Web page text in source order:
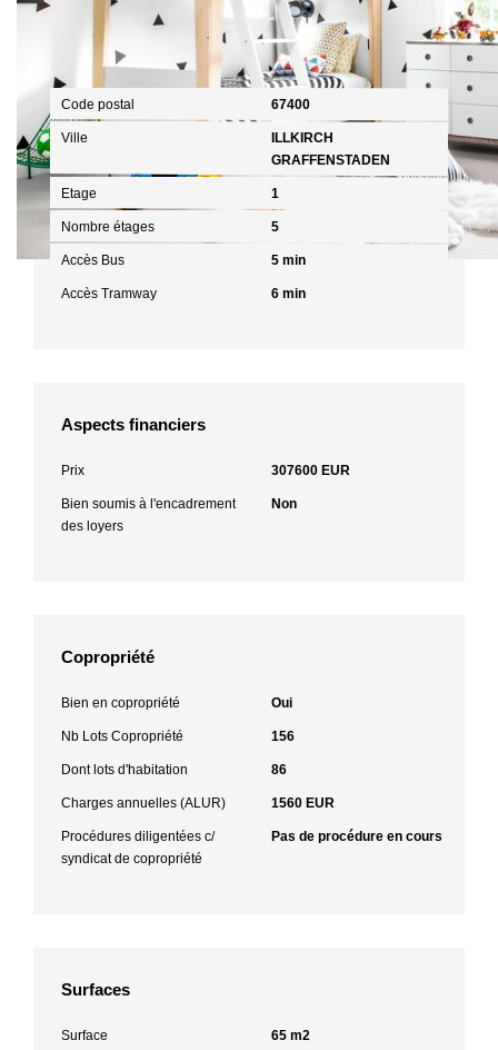
Localisation
Code postal 67400
Ville
ILLKIRCH
GRAFFENSTADEN
Etage 1
Nombre étages 5
Accès Bus 5 min
Accès Tramway 6 min
Aspects financiers
Prix 307600 EUR
Bien soumis à l'encadrement
des loyers
Non
Copropriété
Bien en copropriété Oui
Nb Lots Copropriété 156
Dont lots d'habitation 86
Charges annuelles (ALUR) 1560 EUR
Procédures diligentées c/
syndicat de copropriété
Pas de procédure en cours
Surfaces
Surface 65 m2